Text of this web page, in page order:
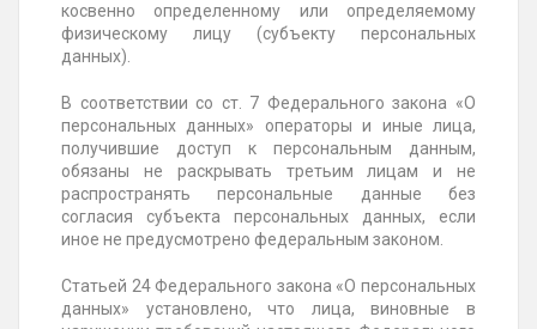
косвенно определенному или определяемому
физическому лицу (субъекту персональных
данных).
В соответствии со ст. 7 Федерального закона «О
персональных данных» операторы и иные лица,
получившие доступ к персональным данным,
обязаны не раскрывать третьим лицам и не
распространять персональные данные без
согласия субъекта персональных данных, если
иное не предусмотрено федеральным законом.
Статьей 24 Федерального закона «О персональных
данных» установлено, что лица, виновные в